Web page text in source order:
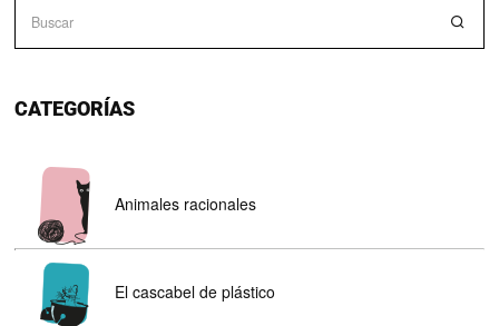
CATEGORÍAS
Animales racionales
El cascabel de plástico